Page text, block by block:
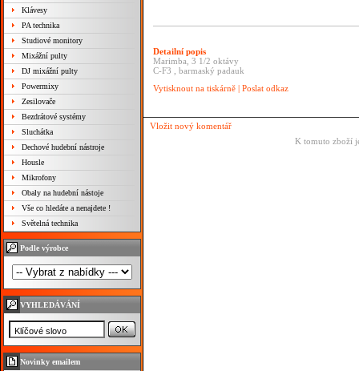
Klávesy
PA technika
Studiové monitory
Mixážní pulty
DJ mixážní pulty
Powermixy
Zesilovače
Bezdrátové systémy
Sluchátka
Dechové hudební nástroje
Housle
Mikrofony
Obaly na hudební nástoje
Vše co hledáte a nenajdete !
Světelná technika
Podle výrobce
VYHLEDÁVÁNÍ
Novinky emailem
Detailní popis
Marimba, 3 1/2 oktávy
C-F3 , barmaský padauk
Vytisknout na tiskárně | Poslat odkaz
Vložit nový komentář
K tomuto zboží